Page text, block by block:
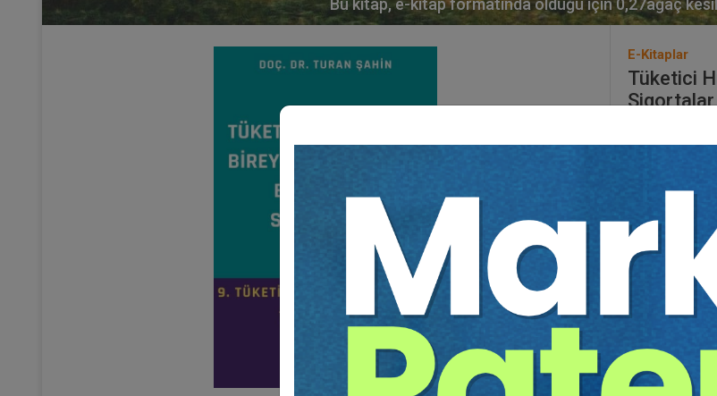
Bu kitap, e-kitap formatında olduğu için0,27ağaç
E-Kitaplar
Tüketici
Sigortalar
Yayın Tarihi:
Baskı:
E-kitap
Basılı